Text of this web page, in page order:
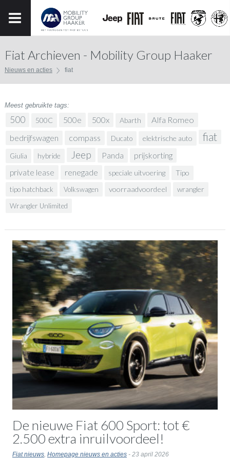
Fiat Archieven - Mobility Group Haaker
Nieuws en acties fiat
Meest gebruikte tags:
500 500C 500e 500x Abarth
Alfa Romeo
bedrijfswagen
compass Ducato elektrische auto fiat
Giulia hybride Jeep Panda prijskorting
private lease renegade speciale uitvoering Tipo
tipo hatchback Volkswagen voorraadvoordeel wrangler
Wrangler Unlimited
De nieuwe Fiat 600 Sport: tot €
2.500 extra inruilvoordeel!
Fiat nieuws, Homepage nieuws en acties- 23 april 2026